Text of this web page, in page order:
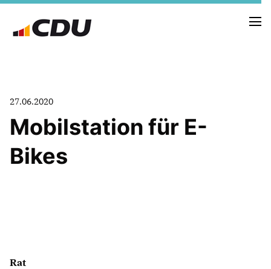
27.06.2020
Mobilstation für E-
Bikes
Rat